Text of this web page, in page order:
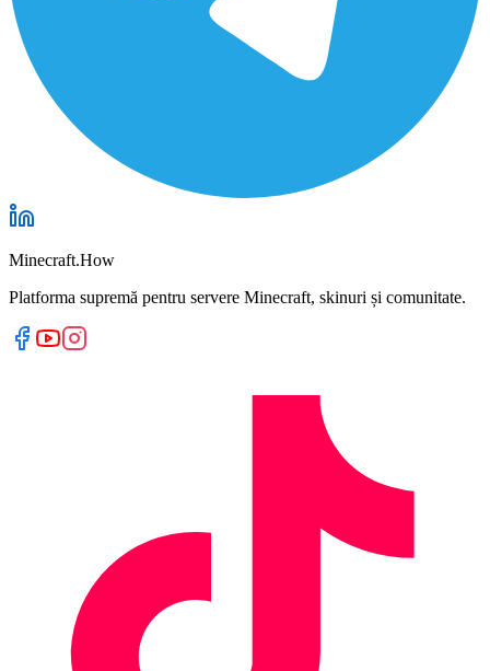
Minecraft.How
Platforma supremă pentru servere Minecraft, skinuri și comunitate.